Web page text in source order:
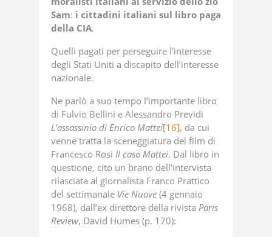
Sam: i cittadini italiani sul libro paga
della CIA.
Quelli pagati per perseguire l’interesse
degli Stati Uniti a discapito dell’interesse
nazionale.
Ne parlò a suo tempo l’importante libro
di Fulvio Bellini e Alessandro Previdi
L’assassinio di Enrico Mattei[16], da cui
venne tratta la sceneggiatura del film di
Francesco Rosi Il caso Mattei. Dal libro in
questione, cito un brano dell’intervista
rilasciata al giornalista Franco Prattico
del settimanale Vie Nuove (4 gennaio
1968), dall’ex direttore della rivista Paris
Review, David Humes (p. 170):